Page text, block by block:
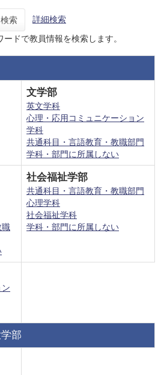
検索 詳細検索
ドで教員情報を検索します。
文学部
英文学科
心理・応用コミュニケーション
学科
共通科目・言語教育・教職部門
学科・部門に所属しない
職
社会福祉学部
共通科目・言語教育・教職部門
心理学科
社会福祉学科
学科・部門に所属しない
部